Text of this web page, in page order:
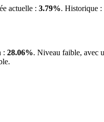
actuelle : 3.79%. Historique :
: 28.06%. Niveau faible, avec